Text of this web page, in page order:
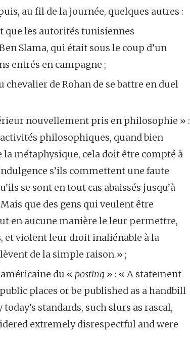
au fil de la journée, quelques autres :
que les autorités tunisiennes
Slama, qui était sous le coup d’un
entrés en campagne ;
chevalier de Rohan de se battre en duel
nouvellement pris en philosophie » :
philosophiques, quand bien
métaphysique, cela doit être compté à
s’ils commettent une faute
se sont en tout cas abaissés jusqu’à
que des gens qui veulent être
en aucune manière le leur permettre,
, et violent leur droit inaliénable à la
de la simple raison.» ;
du « posting » : « A statement
places or be published as a handbill
standards, such slurs as rascal,
extremely disrespectful and were